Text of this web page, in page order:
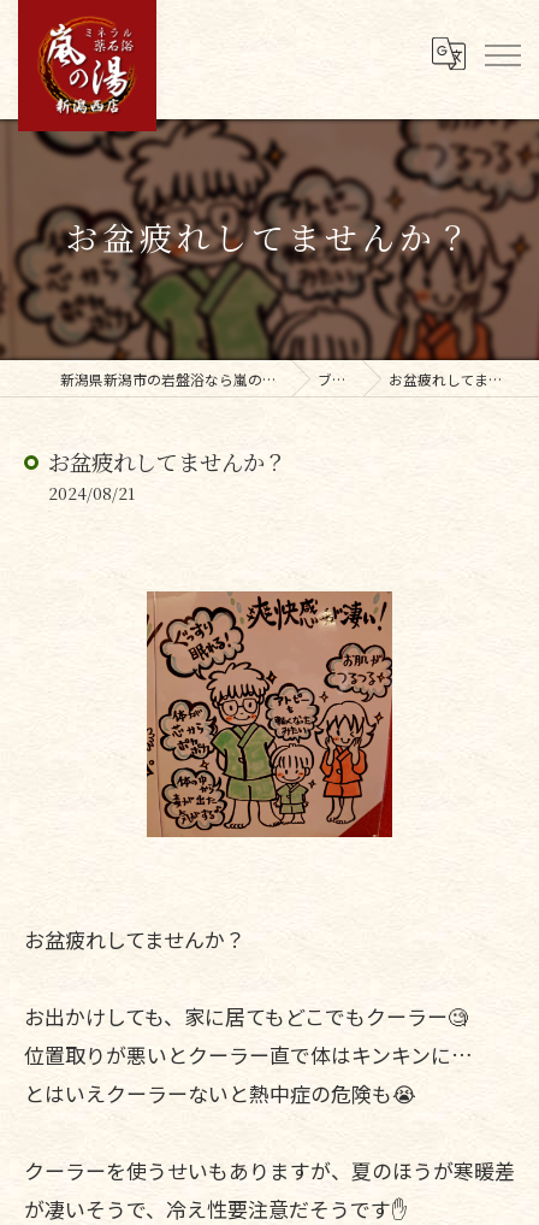
お盆疲れしてませんか？
新潟県新潟市の岩盤浴なら嵐の湯新潟西店 ブログ お盆疲れしてませんか？
お盆疲れしてませんか？
2024/08/21
お盆疲れしてませんか？
お出かけしても、家に居てもどこでもクーラー🧐
位置取りが悪いとクーラー直で体はキンキンに…
とはいえクーラーないと熱中症の危険も😭
クーラーを使うせいもありますが、夏のほうが寒暖差
が凄いそうで、冷え性要注意だそうです✋